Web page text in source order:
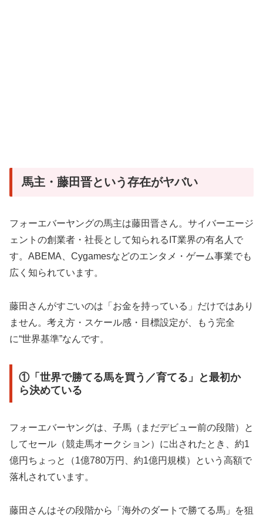
馬主・藤田晋という存在がヤバい
フォーエバーヤングの馬主は藤田晋さん。サイバーエージ
ェントの創業者・社長として知られるIT業界の有名人で
す。ABEMA、Cygamesなどのエンタメ・ゲーム事業でも
広く知られています。
藤田さんがすごいのは「お金を持っている」だけではあり
ません。考え方・スケール感・目標設定が、もう完全
に“世界基準”なんです。
①「世界で勝てる馬を買う／育てる」と最初か
ら決めている
フォーエバーヤングは、子馬（まだデビュー前の段階）と
してセール（競走馬オークション）に出されたとき、約1
億円ちょっと（1億780万円、約1億円規模）という高額で
落札されています。
藤田さんはその段階から「海外のダートで勝てる馬」を狙